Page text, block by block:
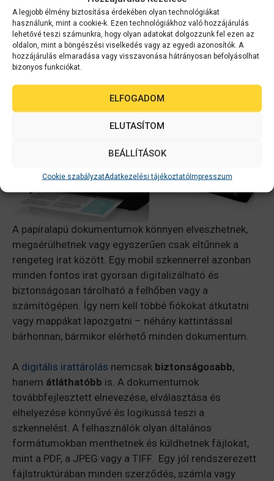
A legjobb élmény biztosítása érdekében olyan technológiákat
használunk, mint a cookie-k. Ezen technológiákhoz való hozzájárulás
lehetővé teszi számunkra, hogy olyan adatokat dolgozzunk fel ezen az
oldalon, mint a böngészési viselkedés vagy az egyedi azonosítók. A
hozzájárulás elmaradása vagy visszavonása hátrányosan befolyásolhat
bizonyos funkciókat.
ELFOGADOM
ELUTASÍTOM
BEÁLLÍTÁSOK
Cookie szabályzatAdatkezelési tájékoztatóImpresszum
gyorsabbá és egyszerűbbé teszik az ügyintézést, így
kevesebb idő megy el felesleges várakozásra és
hamarabb zárulhat le egy-egy üzlet.
Biztonságos dokumentum tárolás
A papíralapú dokumentumok könnyen elveszhetnek,
megsérülhetnek vagy egyszerűen csak eltűnnek a
rengeteg irat között. Egy mobil szkennerrel azonban
minden fontos irat gyorsan digitalizálható és
biztonságosan tárolható a felhőben vagy a
számítógépen. Így nem kell többé fiókokat átkutatni
vagy mappákat lapozgatni – néhány kattintással
bárhonnan, bármikor elérhető minden dokumentum.
A digitális irattárolás nemcsak biztonságosabb,
hanem átláthatóbb is. A dokumentumok
továbbfejlesztett elnevezése, elválasztása és
elhelyezése könnyűvé és logikussá teszi a
szkennelést. A felhasználók olyan általános
formátumokban menthetnek és küldhetnek fájlokat,
mint a PDF, a JPEG vagy a TIFF. Egy jól rendszerezett
fájlstruktúrában minden szerződés, számla vagy